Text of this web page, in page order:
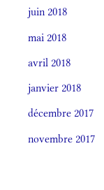
juin 2018
mai 2018
avril 2018
janvier 2018
décembre 2017
novembre 2017